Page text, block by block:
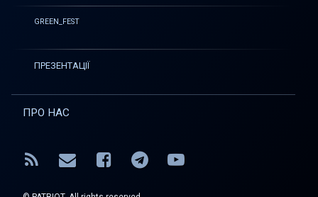
GREEN_FEST
ПРЕЗЕНТАЦІЇ
ПРО НАС
RSS E-mailFacebook
TelegramYouTube